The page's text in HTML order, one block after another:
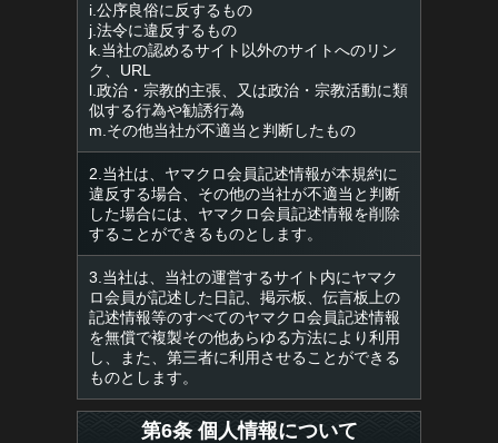
i.公序良俗に反するもの
j.法令に違反するもの
k.当社の認めるサイト以外のサイトへのリン
ク、URL
l.政治・宗教的主張、又は政治・宗教活動に類
似する行為や勧誘行為
m.その他当社が不適当と判断したもの
2.当社は、ヤマクロ会員記述情報が本規約に
違反する場合、その他の当社が不適当と判断
した場合には、ヤマクロ会員記述情報を削除
することができるものとします。
3.当社は、当社の運営するサイト内にヤマク
ロ会員が記述した日記、掲示板、伝言板上の
記述情報等のすべてのヤマクロ会員記述情報
を無償で複製その他あらゆる方法により利用
し、また、第三者に利用させることができる
ものとします。
第6条 個人情報について